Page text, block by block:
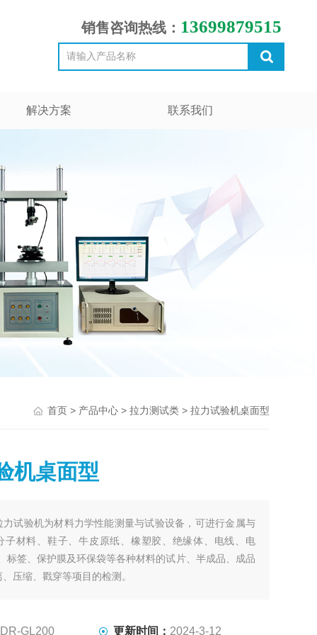
销售咨询热线： 13699879515
解决方案 联系我们
首页> 产品中心> 拉力测试类> 拉力试验机桌面型
机桌面型
力试验机为材料力学性能测量与试验设备，可进行金属与
子材料、鞋子、牛皮原纸、橡塑胶、绝缘体、电线、电
标签、保护膜及环保袋等各种材料的试片、半成品、成品
压缩、戳穿等项目的检测。
DR-GL200 更新时间： 2024-3-12